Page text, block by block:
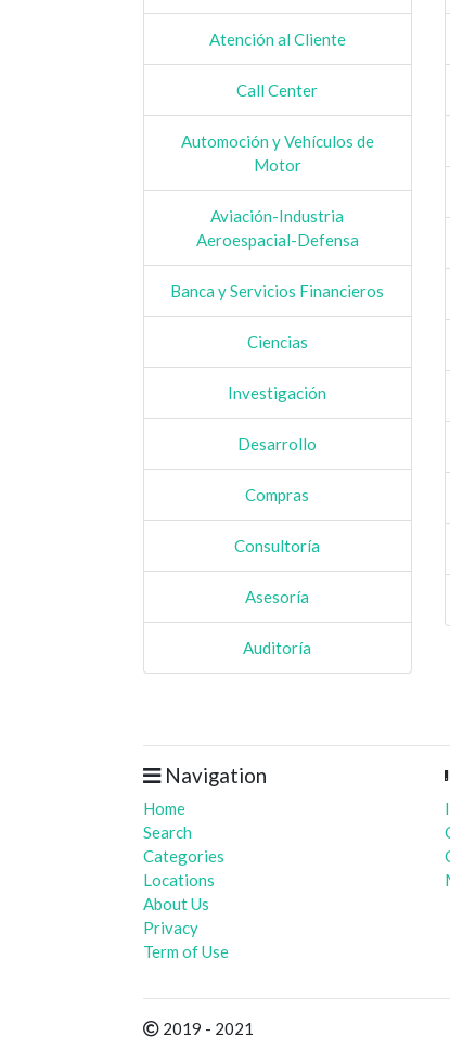
Atención al Cliente
Call Center
Automoción y Vehículos de
Motor
Aviación-Industria
Aeroespacial-Defensa
Banca y Servicios Financieros
Ciencias
Investigación
Desarrollo
Compras
Consultoría
Asesoría
Auditoría
Navigation
Home
Search
Categories
Locations
About Us
Privacy
Term of Use
2019 - 2021